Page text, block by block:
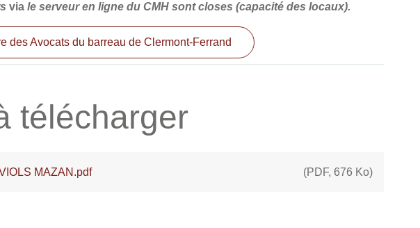
viale serveur en ligne du CMH sont closes (capacité des locaux).
des Avocats du barreau de Clermont-Ferrand
télécharger
MAZAN.pdf (PDF, 676 Ko)